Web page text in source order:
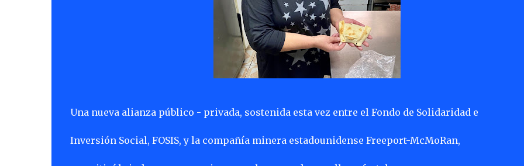
Una nueva alianza público - privada, sostenida esta vez entre el Fondo de Solidaridad e
Inversión Social, FOSIS, y la compañía minera estadounidense Freeport-McMoRan,